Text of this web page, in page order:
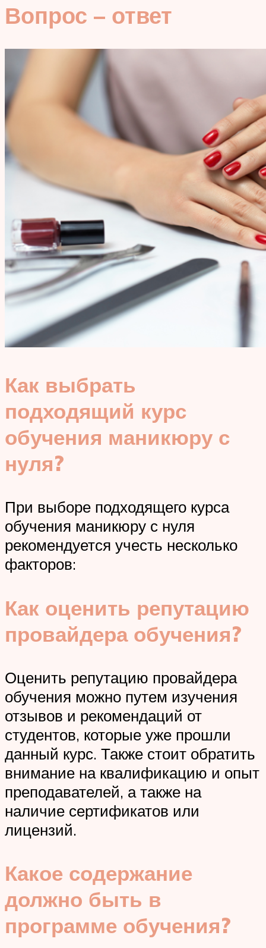
Вопрос – ответ
Как выбрать
подходящий курс
обучения маникюру с
нуля?
При выборе подходящего курса
обучения маникюру с нуля
рекомендуется учесть несколько
факторов:
Как оценить репутацию
провайдера обучения?
Оценить репутацию провайдера
обучения можно путем изучения
отзывов и рекомендаций от
студентов, которые уже прошли
данный курс. Также стоит обратить
внимание на квалификацию и опыт
преподавателей, а также на
наличие сертификатов или
лицензий.
Какое содержание
должно быть в
программе обучения?